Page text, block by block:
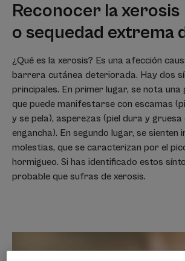
Reconocer la xerosis
o sequedad extrema
¿Qué es la xerosis? Es una afección
barrera cutánea deteriorada. Hay dos
principales. En primer lugar, se nota una
que puede manifestarse con escamas
y se pela), asperezas (piel dura y gruesa
engancha). En segundo lugar, se sienten
molestias, que se caracterizan por el
hormigueo. Si has identificado estos
probable que sufras de xerosis.